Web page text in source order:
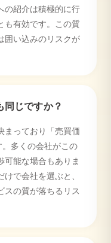
の紹介は積極的に行
も有効です。この質
囲い込みのリスクが
同じですか？
まっており「売買価
多くの会社がこの
可能な場合もありま
で会社を選ぶと、
スの質が落ちるリス